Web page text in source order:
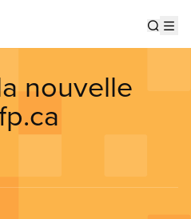
nouvelle